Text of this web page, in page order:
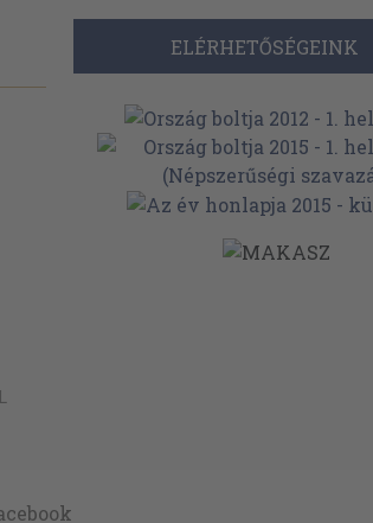
ELÉRHETŐSÉGEINK